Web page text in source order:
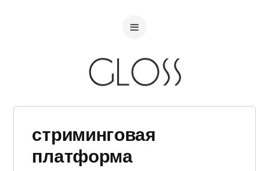
стриминговая
платформа